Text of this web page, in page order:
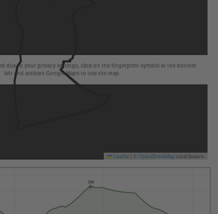
due to your privacy settings, click on the fingerprint symbol at the bottom
left and activate Google Maps to use the map.
Leaflet OpenStreetMapcontributors
306